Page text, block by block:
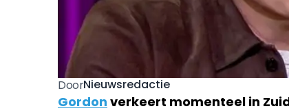
DoorNieuwsredactie
Gordon verkeert momenteel in